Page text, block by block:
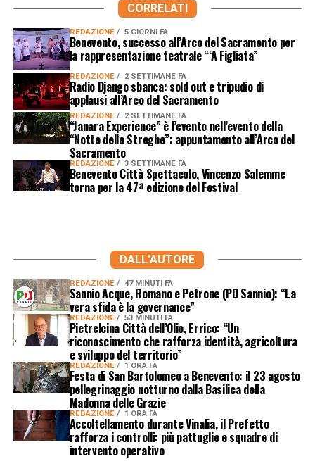
CORRELATI
REDAZIONE 5 GIORNI FA
Benevento, successo all’Arco del Sacramento per
la rappresentazione teatrale “‘A Figliata”
REDAZIONE 2 SETTIMANE FA
Radio Django sbanca: sold out e tripudio di
applausi all’Arco del Sacramento
REDAZIONE 2 SETTIMANE FA
“Janara Experience” è l’evento nell’evento della
“Notte delle Streghe”: appuntamento all’Arco del
Sacramento
REDAZIONE 3 SETTIMANE FA
Benevento Città Spettacolo, Vincenzo Salemme
torna per la 47ª edizione del Festival
DALL'AUTORE
REDAZIONE 47 MINUTI FA
Sannio Acque, Romano e Petrone (PD Sannio): “La
vera sfida è la governance”
REDAZIONE 53 MINUTI FA
Pietrelcina Città dell’Olio, Errico: “Un
riconoscimento che rafforza identità, agricoltura
e sviluppo del territorio”
REDAZIONE 1 ORA FA
Festa di San Bartolomeo a Benevento: il 23 agosto
pellegrinaggio notturno dalla Basilica della
Madonna delle Grazie
REDAZIONE 1 ORA FA
Accoltellamento durante Vinalia, il Prefetto
rafforza i controlli: più pattuglie e squadre di
intervento operativo